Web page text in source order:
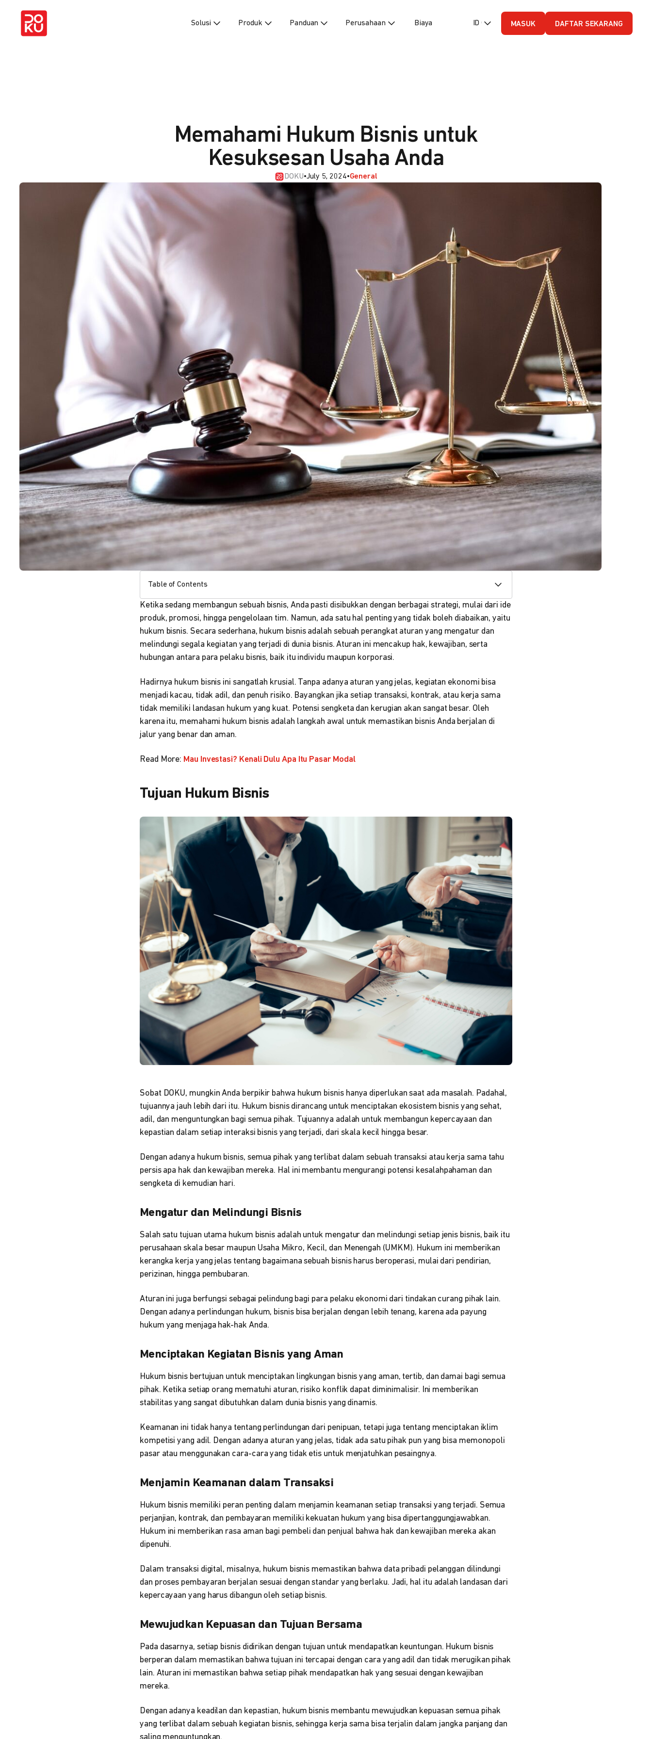
Solusi Produk Panduan Perusahaan Biaya ID (Bahasa Indonesia)
MASUK DAFTAR SEKARANG
Memahami Hukum Bisnis untuk
Kesuksesan Usaha Anda
DOKU•July 5, 2024•General
Table of Contents
Ketika sedang membangun sebuah bisnis, Anda pasti disibukkan dengan berbagai strategi, mulai dari ide
produk, promosi, hingga pengelolaan tim. Namun, ada satu hal penting yang tidak boleh diabaikan, yaitu
hukum bisnis. Secara sederhana, hukum bisnis adalah sebuah perangkat aturan yang mengatur dan
melindungi segala kegiatan yang terjadi di dunia bisnis. Aturan ini mencakup hak, kewajiban, serta
hubungan antara para pelaku bisnis, baik itu individu maupun korporasi.
Hadirnya hukum bisnis ini sangatlah krusial. Tanpa adanya aturan yang jelas, kegiatan ekonomi bisa
menjadi kacau, tidak adil, dan penuh risiko. Bayangkan jika setiap transaksi, kontrak, atau kerja sama
tidak memiliki landasan hukum yang kuat. Potensi sengketa dan kerugian akan sangat besar. Oleh
karena itu, memahami hukum bisnis adalah langkah awal untuk memastikan bisnis Anda berjalan di
jalur yang benar dan aman.
Read More: Mau Investasi? Kenali Dulu Apa Itu Pasar Modal
Tujuan Hukum Bisnis
Sobat DOKU, mungkin Anda berpikir bahwa hukum bisnis hanya diperlukan saat ada masalah. Padahal,
tujuannya jauh lebih dari itu. Hukum bisnis dirancang untuk menciptakan ekosistem bisnis yang sehat,
adil, dan menguntungkan bagi semua pihak. Tujuannya adalah untuk membangun kepercayaan dan
kepastian dalam setiap interaksi bisnis yang terjadi, dari skala kecil hingga besar.
Dengan adanya hukum bisnis, semua pihak yang terlibat dalam sebuah transaksi atau kerja sama tahu
persis apa hak dan kewajiban mereka. Hal ini membantu mengurangi potensi kesalahpahaman dan
sengketa di kemudian hari.
Mengatur dan Melindungi Bisnis
Salah satu tujuan utama hukum bisnis adalah untuk mengatur dan melindungi setiap jenis bisnis, baik itu
perusahaan skala besar maupun Usaha Mikro, Kecil, dan Menengah (UMKM). Hukum ini memberikan
kerangka kerja yang jelas tentang bagaimana sebuah bisnis harus beroperasi, mulai dari pendirian,
perizinan, hingga pembubaran.
Aturan ini juga berfungsi sebagai pelindung bagi para pelaku ekonomi dari tindakan curang pihak lain.
Dengan adanya perlindungan hukum, bisnis bisa berjalan dengan lebih tenang, karena ada payung
hukum yang menjaga hak-hak Anda.
Menciptakan Kegiatan Bisnis yang Aman
Hukum bisnis bertujuan untuk menciptakan lingkungan bisnis yang aman, tertib, dan damai bagi semua
pihak. Ketika setiap orang mematuhi aturan, risiko konflik dapat diminimalisir. Ini memberikan
stabilitas yang sangat dibutuhkan dalam dunia bisnis yang dinamis.
Keamanan ini tidak hanya tentang perlindungan dari penipuan, tetapi juga tentang menciptakan iklim
kompetisi yang adil. Dengan adanya aturan yang jelas, tidak ada satu pihak pun yang bisa memonopoli
pasar atau menggunakan cara-cara yang tidak etis untuk menjatuhkan pesaingnya.
Menjamin Keamanan dalam Transaksi
Hukum bisnis memiliki peran penting dalam menjamin keamanan setiap transaksi yang terjadi. Semua
perjanjian, kontrak, dan pembayaran memiliki kekuatan hukum yang bisa dipertanggungjawabkan.
Hukum ini memberikan rasa aman bagi pembeli dan penjual bahwa hak dan kewajiban mereka akan
dipenuhi.
Dalam transaksi digital, misalnya, hukum bisnis memastikan bahwa data pribadi pelanggan dilindungi
dan proses pembayaran berjalan sesuai dengan standar yang berlaku. Jadi, hal itu adalah landasan dari
kepercayaan yang harus dibangun oleh setiap bisnis.
Mewujudkan Kepuasan dan Tujuan Bersama
Pada dasarnya, setiap bisnis didirikan dengan tujuan untuk mendapatkan keuntungan. Hukum bisnis
berperan dalam memastikan bahwa tujuan ini tercapai dengan cara yang adil dan tidak merugikan pihak
lain. Aturan ini memastikan bahwa setiap pihak mendapatkan hak yang sesuai dengan kewajiban
mereka.
Dengan adanya keadilan dan kepastian, hukum bisnis membantu mewujudkan kepuasan semua pihak
yang terlibat dalam sebuah kegiatan bisnis, sehingga kerja sama bisa terjalin dalam jangka panjang dan